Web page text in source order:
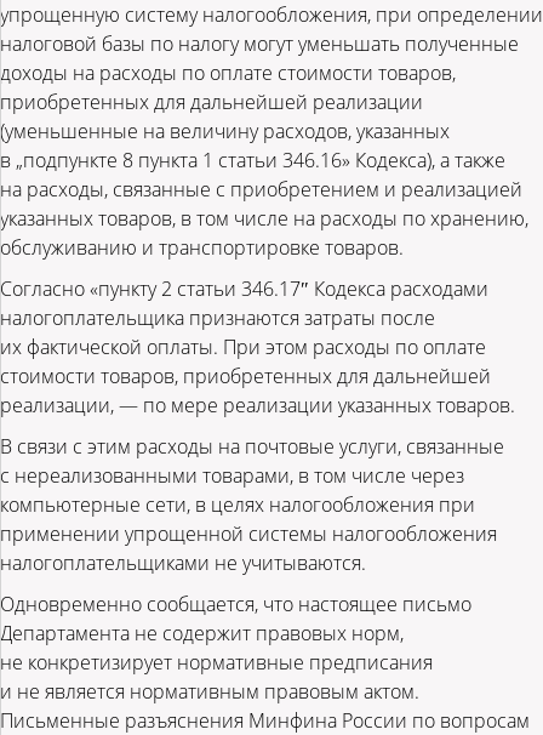
упрощенную систему налогообложения, при определении
налоговой базы по налогу могут уменьшать полученные
доходы на расходы по оплате стоимости товаров,
приобретенных для дальнейшей реализации
(уменьшенные на величину расходов, указанных
в „подпункте 8 пункта 1 статьи 346.16» Кодекса), а также
на расходы, связанные с приобретением и реализацией
указанных товаров, в том числе на расходы по хранению,
обслуживанию и транспортировке товаров.
Согласно «пункту 2 статьи 346.17″ Кодекса расходами
налогоплательщика признаются затраты после
их фактической оплаты. При этом расходы по оплате
стоимости товаров, приобретенных для дальнейшей
реализации, — по мере реализации указанных товаров.
В связи с этим расходы на почтовые услуги, связанные
с нереализованными товарами, в том числе через
компьютерные сети, в целях налогообложения при
применении упрощенной системы налогообложения
налогоплательщиками не учитываются.
Одновременно сообщается, что настоящее письмо
Департамента не содержит правовых норм,
не конкретизирует нормативные предписания
и не является нормативным правовым актом.
Письменные разъяснения Минфина России по вопросам